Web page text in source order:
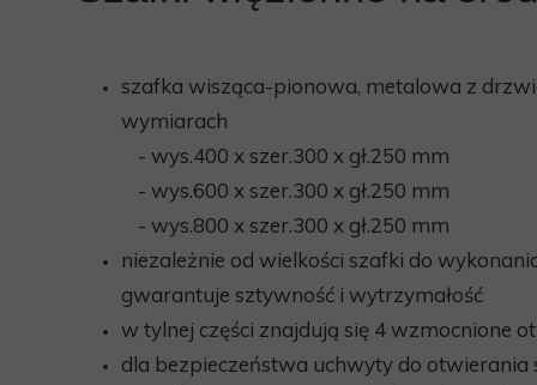
szafka wisząca-pionowa, metalowa z
wymiarach
- wys.400 x szer.300 x gł.250 mm
- wys.600 x szer.300 x gł.250 mm
- wys.800 x szer.300 x gł.250 mm
niezależnie od wielkości szafki do
gwarantuje sztywność i wytrzymałość
w tylnej części znajdują się 4 wzmocnione
dla bezpieczeństwa uchwyty do